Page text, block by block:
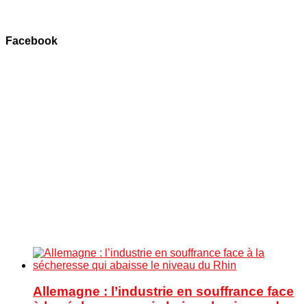
Facebook
Allemagne : l’industrie en souffrance face